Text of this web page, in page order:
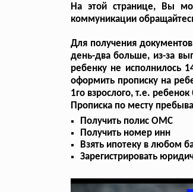
На этой странице, Вы
коммуникации
Для получения
день-два больше, из-за
ребенку не исполнилось
оформить прописку на
1го взрослого, т.е.
Прописка по месту
Получить полис ОМС
Получить номер инн
Взять ипотеку в любом
Зарегистрировать